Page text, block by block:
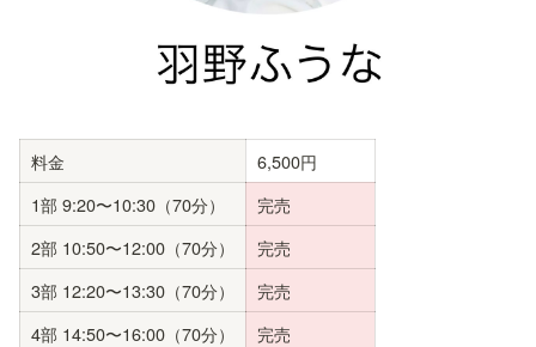
料金
6,500円
1部 9:20〜10:30（70分）
完売
2部 10:50〜12:00（70分）
完売
3部 12:20〜13:30（70分）
完売
4部 14:50〜16:00（70分）
完売